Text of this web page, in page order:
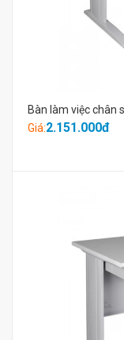
Bàn làm việc chân
Giá:2.151.000đ